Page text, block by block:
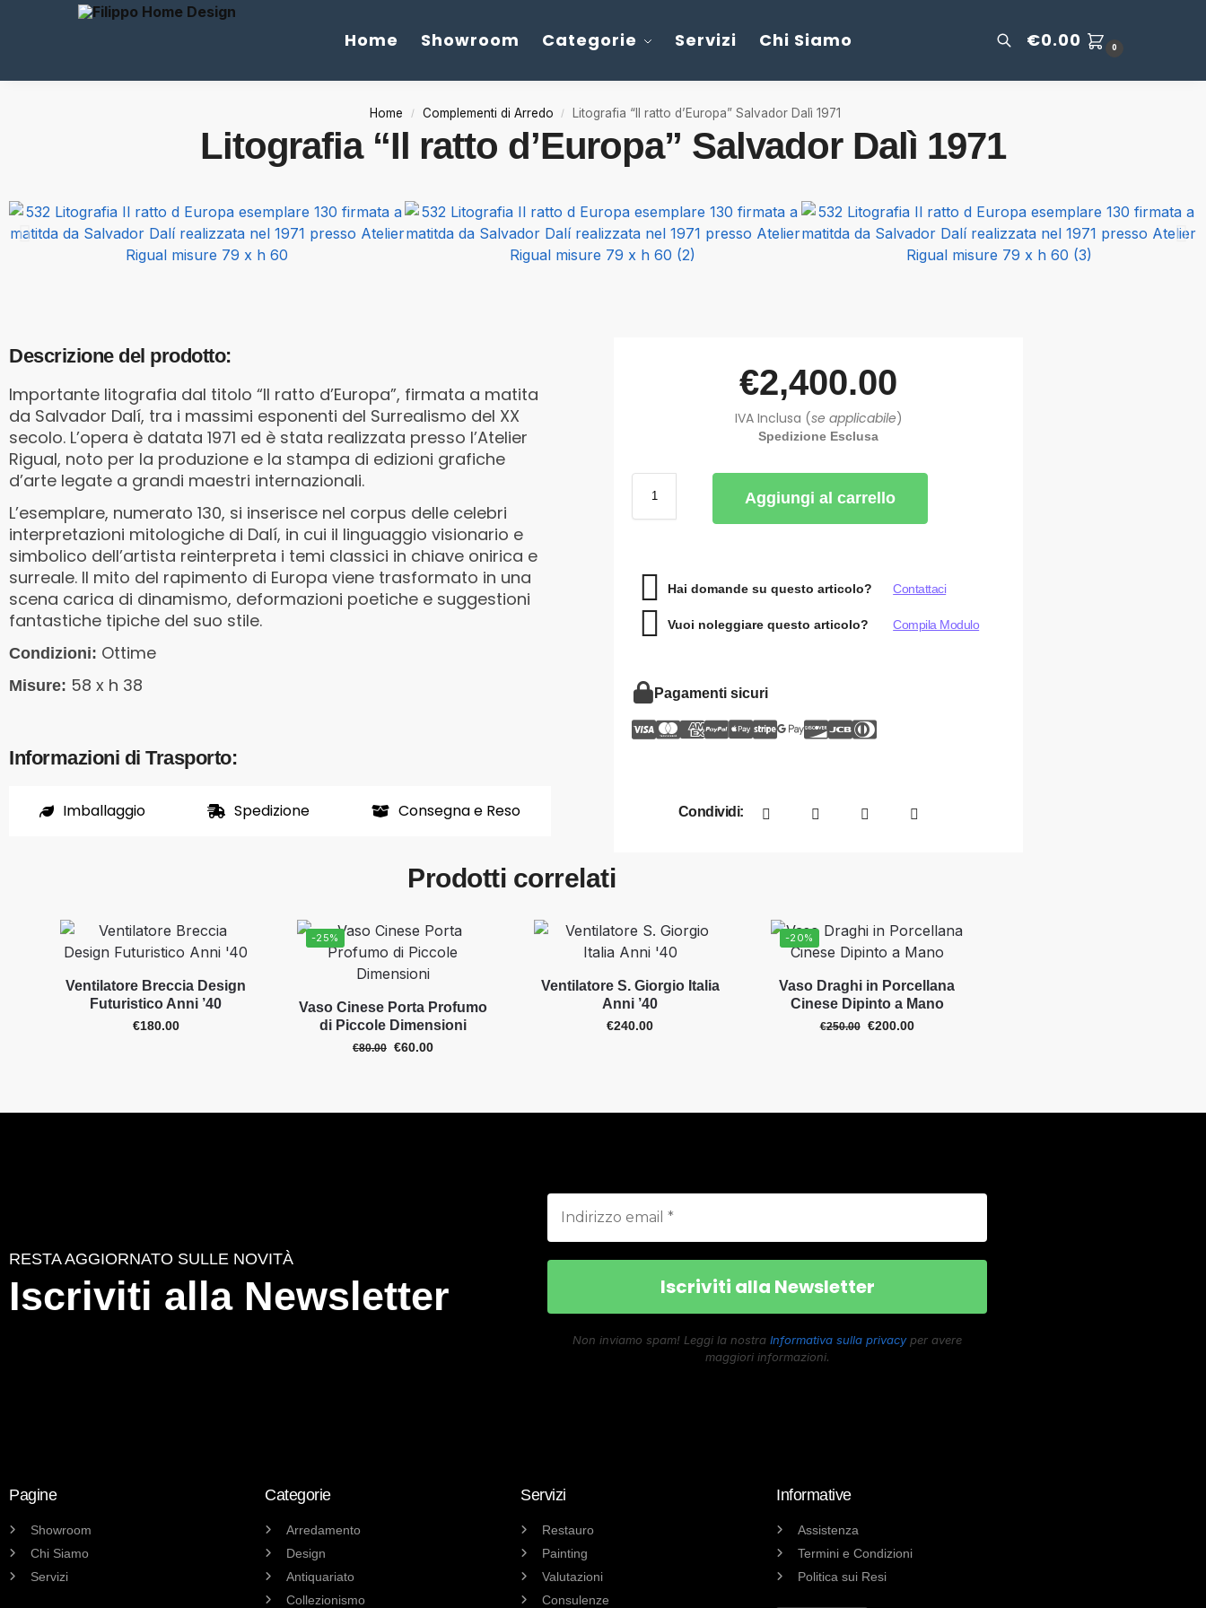
Home Showroom Categorie Servizi Chi Siamo €0.00 0
Home / Complementi di Arredo / Litografia “Il ratto d’Europa” Salvador Dalì 1971
Litografia “Il ratto d’Europa” Salvador Dalì 1971
Descrizione del prodotto:
Importante litografia dal titolo “Il ratto d’Europa”, firmata a matita
da Salvador Dalí, tra i massimi esponenti del Surrealismo del XX
secolo. L’opera è datata 1971 ed è stata realizzata presso l’Atelier
Rigual, noto per la produzione e la stampa di edizioni grafiche
d’arte legate a grandi maestri internazionali.
L’esemplare, numerato 130, si inserisce nel corpus delle celebri
interpretazioni mitologiche di Dalí, in cui il linguaggio visionario e
simbolico dell’artista reinterpreta i temi classici in chiave onirica e
surreale. Il mito del rapimento di Europa viene trasformato in una
scena carica di dinamismo, deformazioni poetiche e suggestioni
fantastiche tipiche del suo stile.
Condizioni: Ottime
Misure: 58 x h 38
Informazioni di Trasporto:
Imballaggio Spedizione Consegna e Reso
€2,400.00
IVA Inclusa (se applicabile)
Spedizione Esclusa
Aggiungi al carrello
Hai domande su questo articolo? Contattaci
Vuoi noleggiare questo articolo? Compila Modulo
Pagamenti sicuri
Condividi:
Prodotti correlati
Ventilatore Breccia Design
Futuristico Anni ’40
€180.00
-25%
Vaso Cinese Porta Profumo
di Piccole Dimensioni
€80.00 €60.00
Ventilatore S. Giorgio Italia
Anni ’40
€240.00
-20%
Vaso Draghi in Porcellana
Cinese Dipinto a Mano
€250.00 €200.00
RESTA AGGIORNATO SULLE NOVITÀ
Iscriviti alla Newsletter
Non inviamo spam! Leggi la nostra Informativa sulla privacyper avere
maggiori informazioni.
Pagine
Showroom
Chi Siamo
Servizi
Categorie
Arredamento
Design
Antiquariato
Collezionismo
Servizi
Restauro
Painting
Valutazioni
Consulenze
Informative
Assistenza
Termini e Condizioni
Politica sui Resi